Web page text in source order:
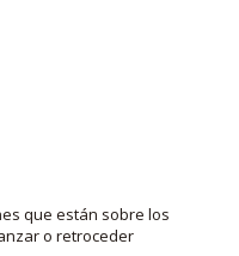
que están sobre los
o retroceder